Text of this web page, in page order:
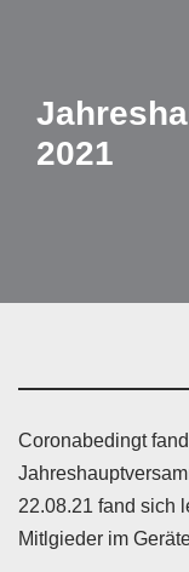
Inhalt
2021
Coronabedingt
22.08.21 fand sich
Mitlgieder im